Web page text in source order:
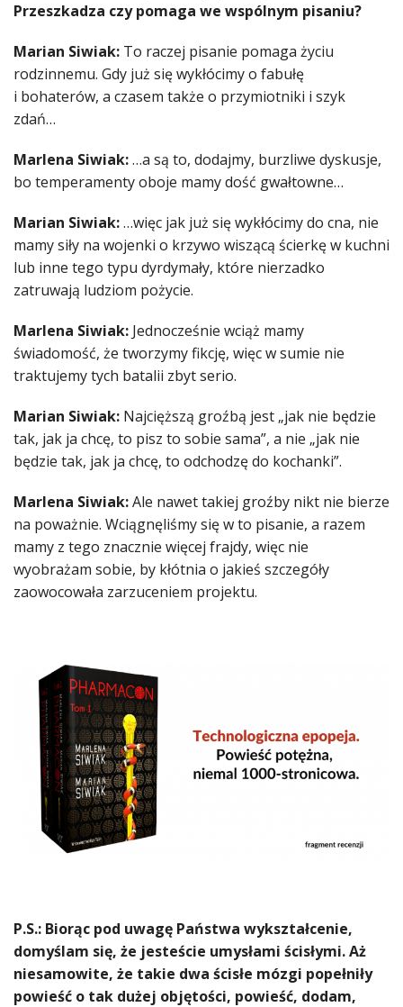
Przeszkadza czy pomaga we wspólnym pisaniu?
Marian Siwiak: To raczej pisanie pomaga życiu
rodzinnemu. Gdy już się wykłócimy o fabułę
i bohaterów, a czasem także o przymiotniki i szyk
zdań…
Marlena Siwiak:…a są to, dodajmy, burzliwe dyskusje,
bo temperamenty oboje mamy dość gwałtowne…
Marian Siwiak:…więc jak już się wykłócimy do cna, nie
mamy siły na wojenki o krzywo wiszącą ścierkę w kuchni
lub inne tego typu dyrdymały, które nierzadko
zatruwają ludziom pożycie.
Marlena Siwiak: Jednocześnie wciąż mamy
świadomość, że tworzymy fikcję, więc w sumie nie
traktujemy tych batalii zbyt serio.
Marian Siwiak: Najcięższą groźbą jest „jak nie będzie
tak, jak ja chcę, to pisz to sobie sama”, a nie „jak nie
będzie tak, jak ja chcę, to odchodzę do kochanki”.
Marlena Siwiak:Ale nawet takiej groźby nikt nie bierze
na poważnie. Wciągnęliśmy się w to pisanie, a razem
mamy z tego znacznie więcej frajdy, więc nie
wyobrażam sobie, by kłótnia o jakieś szczegóły
zaowocowała zarzuceniem projektu.
P.S.: Biorąc pod uwagę Państwa wykształcenie,
domyślam się, że jesteście umysłami ścisłymi. Aż
niesamowite, że takie dwa ścisłe mózgi popełniły
powieść o tak dużej objętości, powieść, dodam,